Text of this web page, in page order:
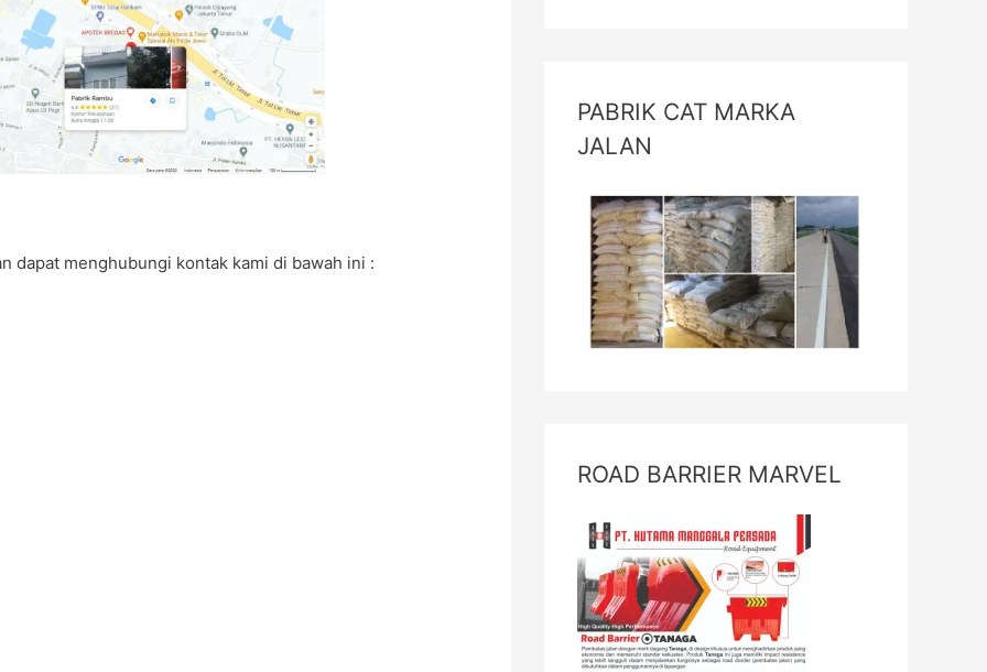
dapat menghubungi kontak kami di bawah ini :
PABRIK CAT MARKA
JALAN
ROAD BARRIER MARVEL